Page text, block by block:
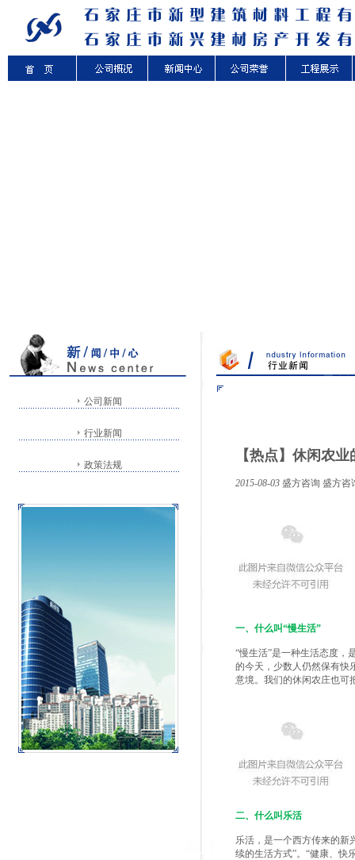
公司新闻
行业新闻
政策法规
【热点】休闲农
2015-08-03 盛方咨询 盛方咨
一、什么叫“慢生活”
“慢生活”是一种生活态度，
的今天，少数人仍然保有快
意境。我们的休闲农庄也可
二、什么叫乐活
乐活，是一个西方传来的新
续的生活方式”。“健康、快